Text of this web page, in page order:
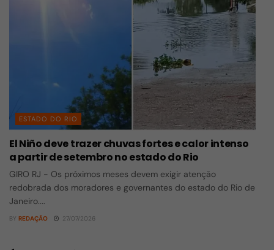
ESTADO DO RIO
El Niño deve trazer chuvas fortes e calor intenso
a partir de setembro no estado do Rio
GIRO RJ - Os próximos meses devem exigir atenção
redobrada dos moradores e governantes do estado do Rio de
Janeiro....
BY REDAÇÃO 27/07/2026